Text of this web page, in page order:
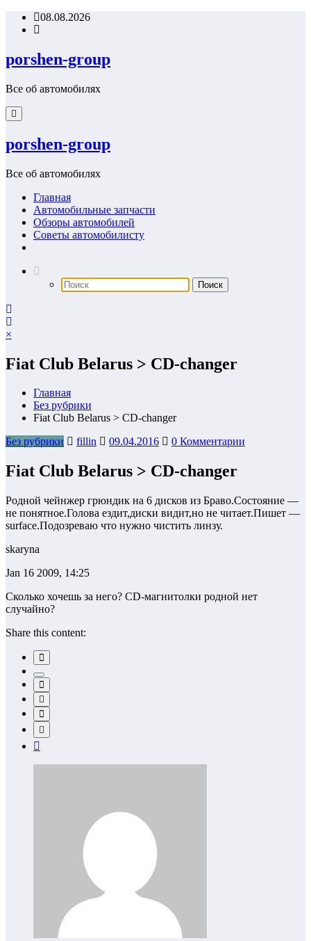
Перейти08.08.2026
porshen-group
Все об автомобилях
porshen-group
Все об автомобилях
Главная
Автомобильные запчасти
Обзоры автомобилей
Советы автомобилисту
×
Fiat Club Belarus > CD-changer
Главная
Без рубрики
Fiat Club Belarus > CD-changer
Без рубрики
fillin 09.04.2016 0 Комментарии
Fiat Club Belarus > CD-changer
Родной чейнжер грюндик на 6 дисков из Браво.Состояние —
не понятное.Голова ездит,диски видит,но не читает.Пишет —
surface.Подозреваю что нужно чистить линзу.
skaryna
Jan 16 2009, 14:25
Сколько хочешь за него? CD-магнитолки родной нет
случайно?
Share this content: